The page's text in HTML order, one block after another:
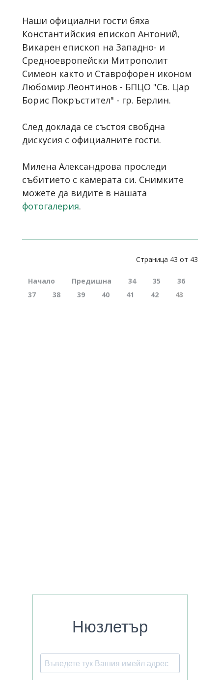
Наши официални гости бяха
Константийския епископ Антоний,
Викарен епископ на Западно- и
Средноевропейски Митрополит
Симеон както и Ставрофорен иконом
Любомир Леонтинов - БПЦО "Св. Цар
Борис Покръстител" - гр. Берлин.
След доклада се състоя свобдна
дискусия с официалните гости.
Милена Александрова проследи
събитието с камерата си. Снимките
можете да видите в нашата
фотогалерия.
Страница 43 от 43
Начало Предишна 34 35
36
37
38 39 40 41 42 43